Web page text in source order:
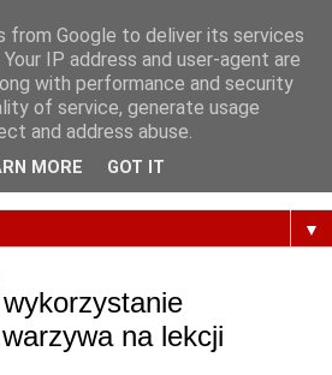
▼
na lekcji
from Google to deliver its services
IP address and user-agent are
with performance and security
of service, generate usage
and address abuse.
MORE GOT IT